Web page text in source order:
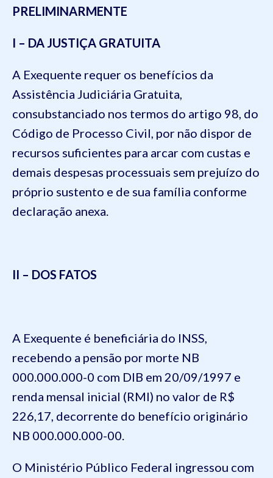
PRELIMINARMENTE
I – DA JUSTIÇA GRATUITA
A Exequente requer os benefícios da
Assistência Judiciária Gratuita,
consubstanciado nos termos do artigo 98, do
Código de Processo Civil, por não dispor de
recursos suficientes para arcar com custas e
demais despesas processuais sem prejuízo do
próprio sustento e de sua família conforme
declaração anexa.
II – DOS FATOS
A Exequente é beneficiária do INSS,
recebendo a pensão por morte NB
000.000.000-0 com DIB em 20/09/1997 e
renda mensal inicial (RMI) no valor de R$
226,17, decorrente do benefício originário
NB 000.000.000-00.
O Ministério Público Federal ingressou com